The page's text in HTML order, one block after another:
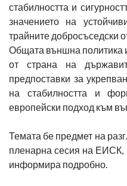
стабилността и
значението на
трайните добросъседски
Общата външна политика
от страна на
предпоставки за
на стабилността и
европейски подход към
Темата бе предмет на
пленарна сесия на ЕИСК,
информира подробно.